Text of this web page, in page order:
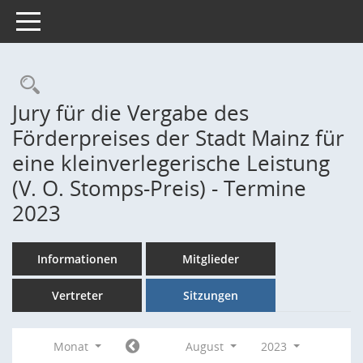
Toggle navigation
Rechercheauswahl
Jury für die Vergabe des
Förderpreises der Stadt Mainz für
eine kleinverlegerische Leistung
(V. O. Stomps-Preis) - Termine
2023
Informationen Mitglieder
Vertreter Sitzungen
Monat August
2023